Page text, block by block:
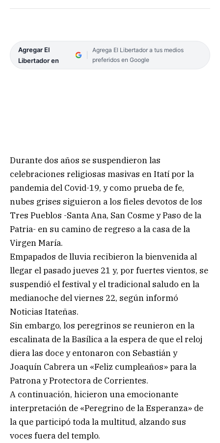
Agregar El
Libertador en
Agrega El Libertador a tus medios
preferidos en Google
Durante dos años se suspendieron las
celebraciones religiosas masivas en Itatí por la
pandemia del Covid-19, y como prueba de fe,
nubes grises siguieron a los fieles devotos de los
Tres Pueblos -Santa Ana, San Cosme y Paso de la
Patria- en su camino de regreso a la casa de la
Virgen María.
Empapados de lluvia recibieron la bienvenida al
llegar el pasado jueves 21 y, por fuertes vientos, se
suspendió el festival y el tradicional saludo en la
medianoche del viernes 22, según informó
Noticias Itateñas.
Sin embargo, los peregrinos se reunieron en la
escalinata de la Basílica a la espera de que el reloj
diera las doce y entonaron con Sebastián y
Joaquín Cabrera un «Feliz cumpleaños» para la
Patrona y Protectora de Corrientes.
A continuación, hicieron una emocionante
interpretación de «Peregrino de la Esperanza» de
la que participó toda la multitud, alzando sus
voces fuera del templo.